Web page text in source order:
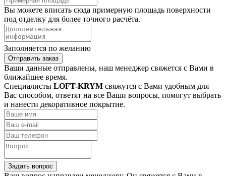
Вы можете вписать сюда примерную площадь поверхности
под отделку для более точного расчёта.
Заполняется по желанию
Отправить заказ
Ваши данные отправлены, наш менеджер свяжется с Вами в
ближайшее время.
Специалисты LOFT-KRYM свяжутся с Вами удобным для
Вас способом, ответят на все Ваши вопросы, помогут выбрать
и нанести декоративное покрытие.
Задать вопрос